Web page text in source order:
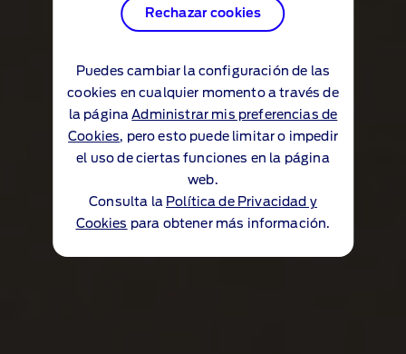
Rechazar cookies
Puedes cambiar la configuración de las
cookies en cualquier momento a través de
la páginaAdministrar mis preferencias de
Cookies, pero esto puede limitar o impedir
el uso de ciertas funciones en la página
web.
Consulta la Política de Privacidad y
Cookies para obtener más información.